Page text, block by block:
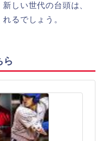
しい世代の台頭は、
るでしょう。
ら